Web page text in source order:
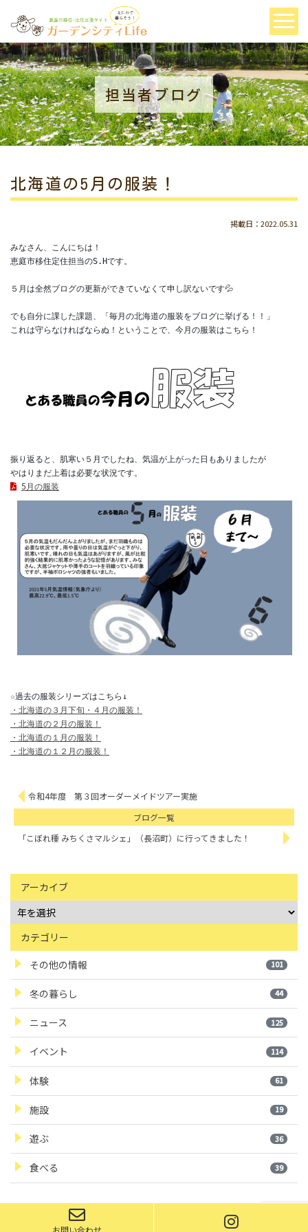
担当者ブログ
北海道の5月の服装！
掲載日：2022.05.31
みなさん、こんにちは！
恵庭市移住定住担当のS.Hです。
５月は全然ブログの更新ができていなくて申し訳ないです💦
でも自分に課した課題、「毎月の北海道の服装をブログに挙げる！！」
これは守らなければならぬ！ということで、今月の服装はこちら！
振り返ると、肌寒い５月でしたね、気温が上がった日もありましたが
5月の服装
・北海道の３月下旬・４月の服装！
・北海道の２月の服装！
・北海道の１月の服装！
・北海道の１２月の服装！
令和4年度 第３回オーダーメイドツアー実施
ブログ一覧
「こぼれ種 みちくさマルシェ」（長沼町）に行ってきました！
アーカイブ
カテゴリー
その他の情報 101
冬の暮らし 44
ニュース 125
イベント 114
体験 61
施設 19
遊ぶ 36
食べる 39
お問い合わせ